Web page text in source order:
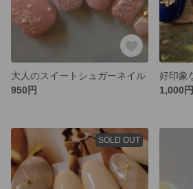
大人のスイートシュガーネイル
950円
1,000円
SOLD OUT